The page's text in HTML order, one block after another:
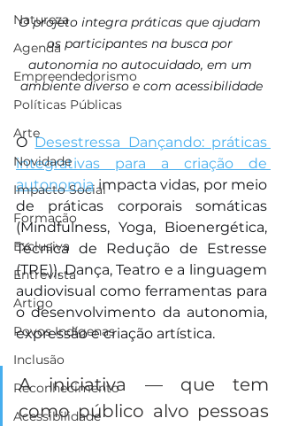
Natureza
Agenda
Empreendedorismo
Políticas Públicas
Arte
Novidade
Impacto Social
Formação
Exclusiva
Entrevista
Artigo
Povos Indígenas
Inclusão
Reconhecimento
Acessibilidade
O projeto integra práticas que ajudam
os participantes na busca por
autonomia no autocuidado, em um
ambiente diverso e com acessibilidade
O Desestressa Dançando: práticas
integrativas para a criação de
autonomia impacta vidas, por meio
de práticas corporais somáticas
(Mindfulness, Yoga, Bioenergética,
Técnica de Redução de Estresse
(TRE)), Dança, Teatro e a linguagem
audiovisual como ferramentas para
o desenvolvimento da autonomia,
expressão e criação artística.
A iniciativa — que tem
como público alvo pessoas